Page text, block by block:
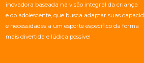
inovadora baseada na visão integral da criança
e do adolescente, que busca adaptar suas
e necessidades a um esporte específico da forma
mais divertida e lúdica possível